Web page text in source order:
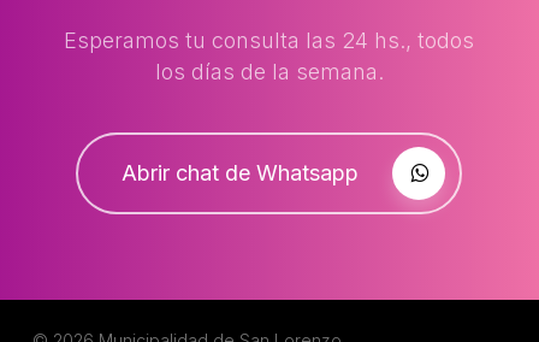
Esperamos tu consulta las 24 hs., todos
los días de la semana.
Abrir chat de Whatsapp